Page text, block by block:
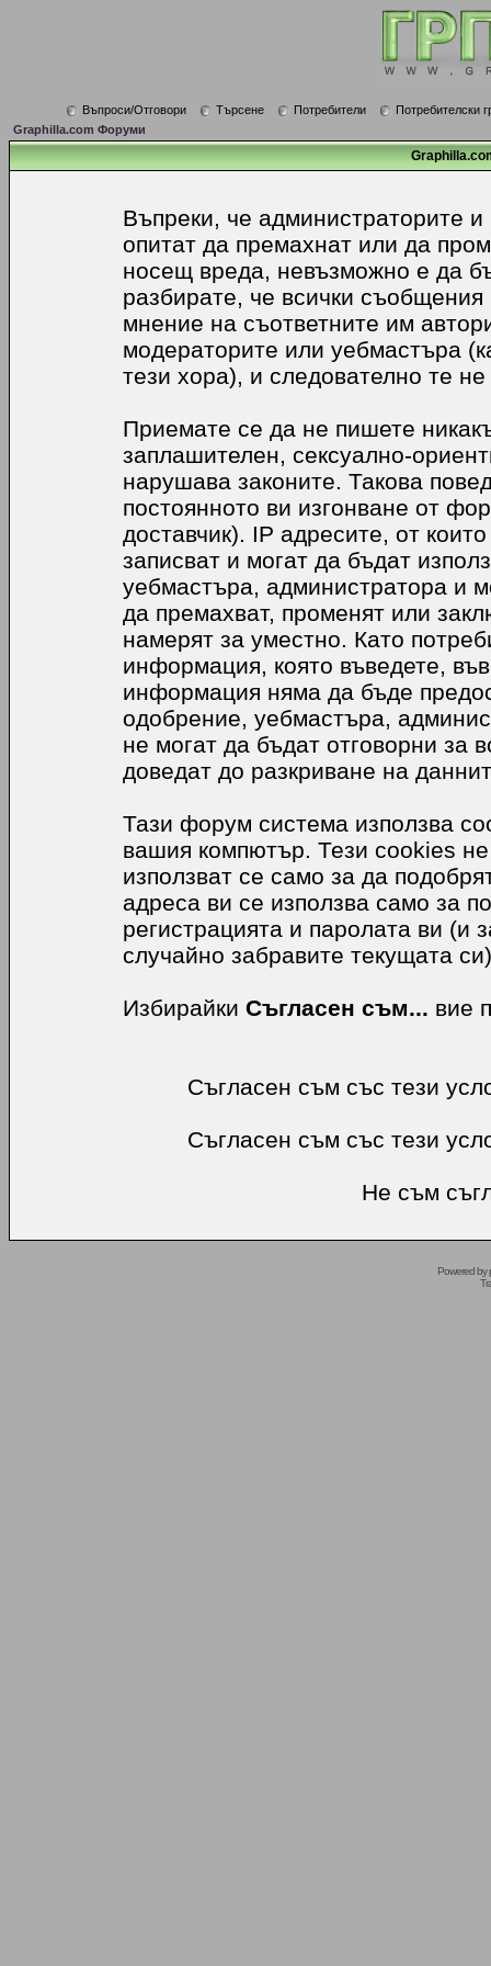
Въпроси/Отговори Търсене Потребители
Потребителски
Graphilla.com Форуми
Въпреки, че администраторите
опитат да премахнат или да
носещ вреда, невъзможно е да
разбирате, че всички
мнение на съответните им
модераторите или уебмастъра
тези хора), и следователно те не
Приемате се да не пишете
заплашителен, сексуално-
нарушава законите. Такова
постоянното ви изгонване от
доставчик). IP адресите, от
записват и могат да бъдат
уебмастъра, администратора и
да премахват, променят или
намерят за уместно. Като
информация, която въведете,
информация няма да бъде
одобрение, уебмастъра,
не могат да бъдат отговорни за
доведат до разкриване на
Тази форум система използва
вашия компютър. Тези cookies
използват се само за да
адреса ви се използва само за
регистрацията и паролата ви (и
случайно забравите текущата
Избирайки Съгласен съм... вие
Съгласен съм със тези
Съгласен съм със тези
Не съм
Powered by